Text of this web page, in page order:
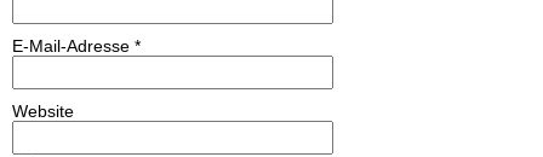
E-Mail-Adresse *
Website